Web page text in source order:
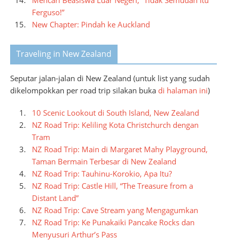
Ferguso!”
New Chapter: Pindah ke Auckland
Traveling in New Zealand
Seputar jalan-jalan di New Zealand (untuk list yang sudah
dikelompokkan per road trip silakan buka di halaman ini)
10 Scenic Lookout di South Island, New Zealand
NZ Road Trip: Keliling Kota Christchurch dengan
Tram
NZ Road Trip: Main di Margaret Mahy Playground,
Taman Bermain Terbesar di New Zealand
NZ Road Trip: Tauhinu-Korokio, Apa Itu?
NZ Road Trip: Castle Hill, “The Treasure from a
Distant Land”
NZ Road Trip: Cave Stream yang Mengagumkan
NZ Road Trip: Ke Punakaiki Pancake Rocks dan
Menyusuri Arthur’s Pass